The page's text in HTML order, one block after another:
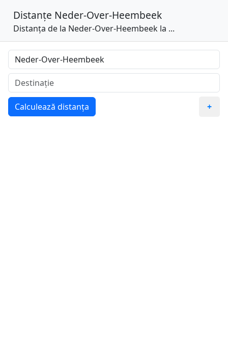
Distanțe Neder-Over-Heembeek
Distanța de la Neder-Over-Heembeek la ...
Calculează distanța +